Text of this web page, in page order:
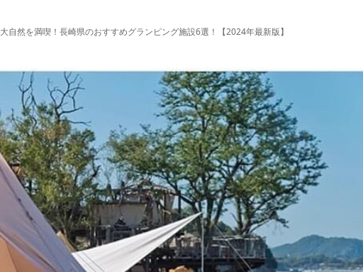
大自然を満喫！長崎県のおすすめグランピング施設6選！【2024年最新版】